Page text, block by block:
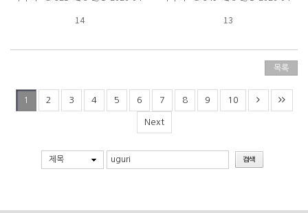
14
13
목록
1 2 3 4 5 6 7 8 9 10
Next
제목